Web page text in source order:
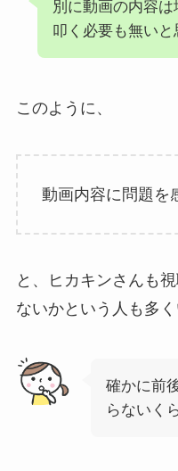
別に動画の内容
叩く必要も無い
このように、
動画内容に問題を
と、ヒカキンさんも
ないかという人も多く
確かに前
らないく